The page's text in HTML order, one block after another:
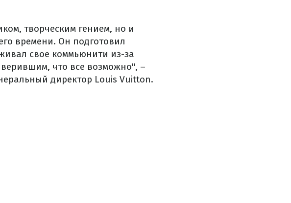
творческим гением, но и
времени. Он подготовил
свое коммьюнити из-за
что все возможно", –
директор Louis Vuitton.